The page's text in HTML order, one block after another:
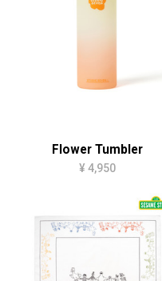
Flower Tumbler
¥ 4,950